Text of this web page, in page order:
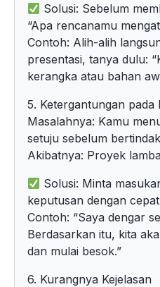
Solusi: Sebelum
“Apa rencanamu
Contoh: Alih-alih
presentasi, tanya dulu:
kerangka atau bahan
5. Ketergantungan pada
Masalahnya: Kamu
setuju sebelum
Akibatnya: Proyek
Solusi: Minta
keputusan dengan
Contoh: “Saya dengar
Berdasarkan itu, kita
dan mulai besok.”
6. Kurangnya Kejelasan